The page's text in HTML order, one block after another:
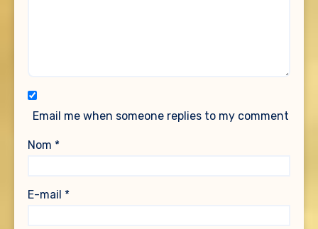
Email me when someone replies to my comment
Nom *
E-mail *